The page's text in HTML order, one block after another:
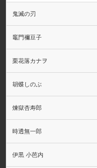
赤犬(サカズキ)
鬼滅の刃
竈門禰󠄀豆子
栗花落カナヲ
胡蝶しのぶ
煉獄杏寿郎
時透無一郎
伊黒 小芭内